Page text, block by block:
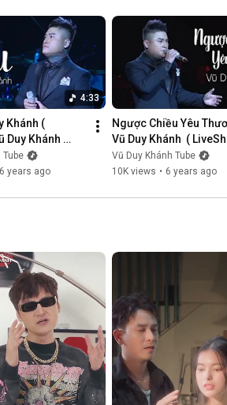
4:33
Khánh (
Duy Khánh
21 )
Tube
6 years ago
Ngược Chiều Yêu
Vũ Duy Khánh  (
Duy Khánh 2019 Phần
Vũ Duy Khánh Tube
10K views • 6 years ago